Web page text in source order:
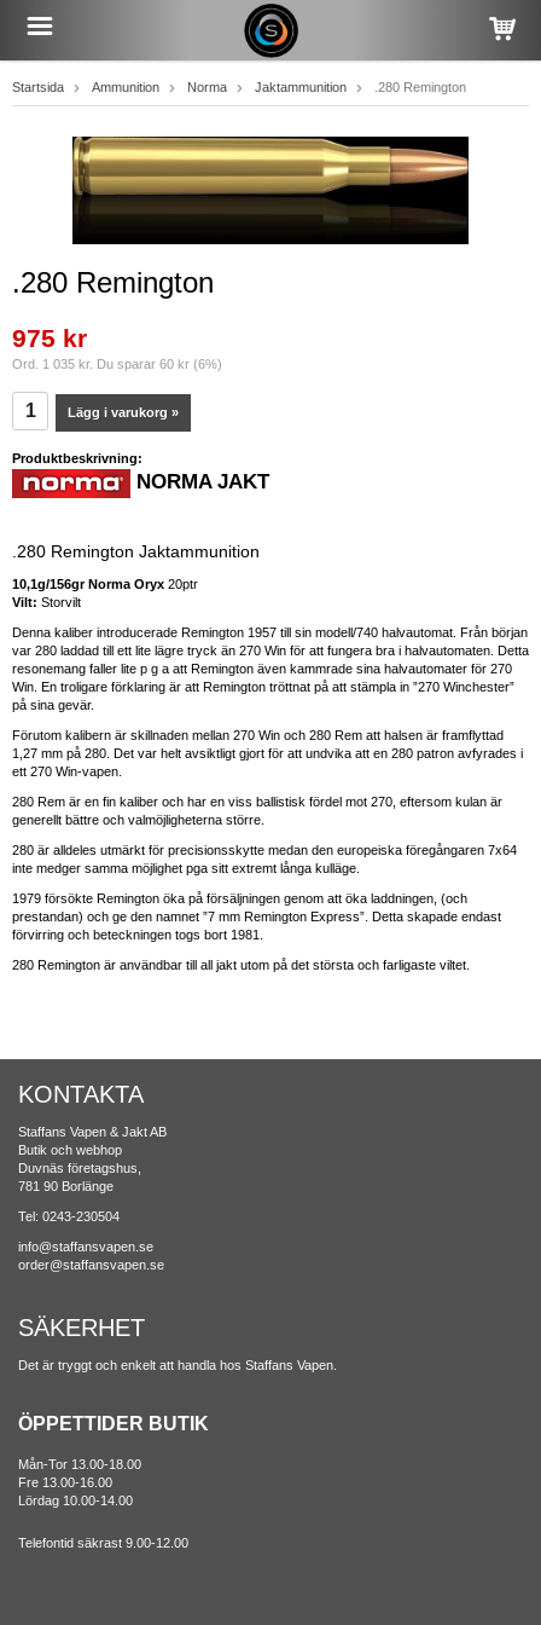
Startsida Ammunition Norma Jaktammunition .280 Remington
.280 Remington
975 kr
Ord. 1 035 kr. Du sparar 60 kr (6%)
Lägg i varukorg »
Produktbeskrivning:
NORMA JAKT
.280 Remington Jaktammunition
10,1g/156gr Norma Oryx 20ptr
Vilt: Storvilt
Denna kaliber introducerade Remington 1957 till sin modell/740 halvautomat. Från början
var 280 laddad till ett lite lägre tryck än 270 Win för att fungera bra i halvautomaten. Detta
resonemang faller lite p g a att Remington även kammrade sina halvautomater för 270
Win. En troligare förklaring är att Remington tröttnat på att stämpla in ”270 Winchester”
på sina gevär.
Förutom kalibern är skillnaden mellan 270 Win och 280 Rem att halsen är framflyttad
1,27 mm på 280. Det var helt avsiktligt gjort för att undvika att en 280 patron avfyrades i
ett 270 Win-vapen.
280 Rem är en fin kaliber och har en viss ballistisk fördel mot 270, eftersom kulan är
generellt bättre och valmöjligheterna större.
280 är alldeles utmärkt för precisionsskytte medan den europeiska föregångaren 7x64
inte medger samma möjlighet pga sitt extremt långa kulläge.
1979 försökte Remington öka på försäljningen genom att öka laddningen, (och
prestandan) och ge den namnet ”7 mm Remington Express”. Detta skapade endast
förvirring och beteckningen togs bort 1981.
280 Remington är användbar till all jakt utom på det största och farligaste viltet.
KONTAKTA
Staffans Vapen & Jakt AB
Butik och webhop
Duvnäs företagshus,
781 90 Borlänge
Tel: 0243-230504
info@staffansvapen.se
order@staffansvapen.se
SÄKERHET
Det är tryggt och enkelt att handla hos Staffans Vapen.
ÖPPETTIDER BUTIK
Mån-Tor 13.00-18.00
Fre 13.00-16.00
Lördag 10.00-14.00
Telefontid säkrast 9.00-12.00